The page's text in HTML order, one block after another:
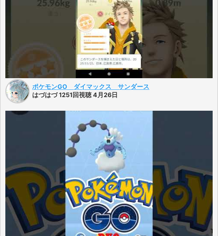
ポケモンGO ダイマックス サンダース
はづはづ 1251回視聴 4月26日